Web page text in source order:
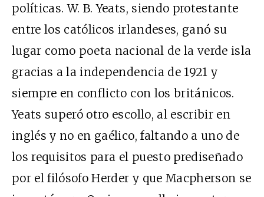
políticas. W. B. Yeats, siendo protestante
entre los católicos irlandeses, ganó su
lugar como poeta nacional de la verde isla
gracias a la independencia de 1921 y
siempre en conflicto con los británicos.
Yeats superó otro escollo, al escribir en
inglés y no en gaélico, faltando a uno de
los requisitos para el puesto prediseñado
por el filósofo Herder y que Macpherson se